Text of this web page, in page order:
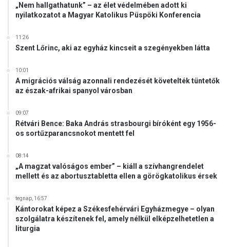
„Nem hallgathatunk” – az élet védelmében adott ki
nyilatkozatot a Magyar Katolikus Püspöki Konferencia
11:26
Szent Lőrinc, aki az egyház kincseit a szegényekben látta
10:01
A migrációs válság azonnali rendezését követelték tüntetők
az észak-afrikai spanyol városban
09:07
Rétvári Bence: Baka András strasbourgi bíróként egy 1956-
os sortűzparancsnokot mentett fel
08:14
„A magzat valóságos ember” – kiáll a szívhangrendelet
mellett és az abortusztabletta ellen a görögkatolikus érsek
tegnap, 16:57
Kántorokat képez a Székesfehérvári Egyházmegye – olyan
szolgálatra készítenek fel, amely nélkül elképzelhetetlen a
liturgia